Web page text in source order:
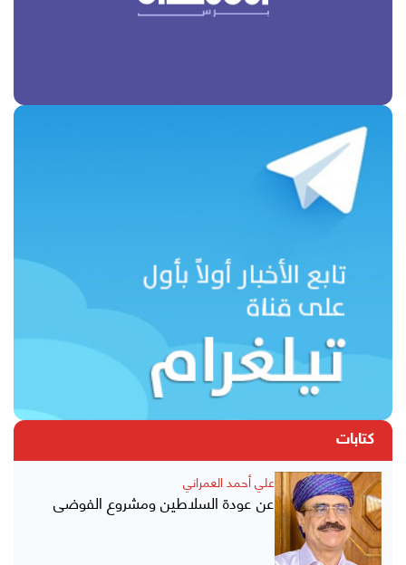
كتابات
علي أحمد العمراني
عن عودة السلاطين ومشروع الفوضى